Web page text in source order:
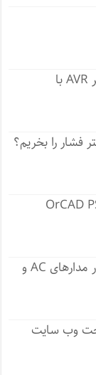
دانلود کتاب 11 پروژه میکروکنترلر AVR با
فشار را بخریم؟
انواع اپتوکوپلر و کاربردهای آنها در مدارهای AC و
وب سایت